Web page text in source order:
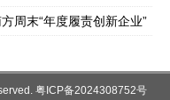
周末“年度履责创新企业”
粤ICP备2024308752号